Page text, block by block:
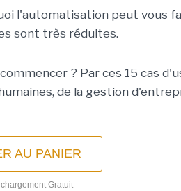
l'automatisation peut vous
sont très réduites.
? Par ces 15 cas
de la gestion
AU PANIER
Gratuit